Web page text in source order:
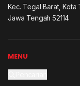
Kec. Tegal Barat, Kota
Jawa Tengah 52114
MENU